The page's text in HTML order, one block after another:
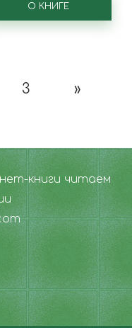
О КНИГЕ
3 »
книги читаем